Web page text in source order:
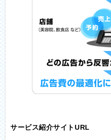
サービス紹介サイトURL